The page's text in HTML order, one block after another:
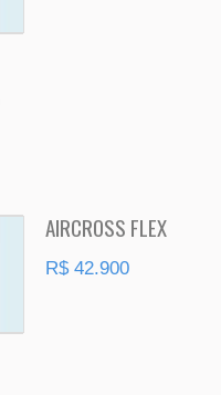
AIRCROSS FLEX
R$ 42.900